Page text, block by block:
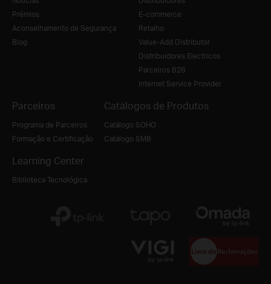
Prémios
Aconselhamento de Segurança
Blog
E-commerce
Retalho
Value-Add Distributor
Distribuidores Electricos
Parceiros B2B
Internet Service Provider
Parceiros
Programa de Parceiros
Formação e Certificação
Catálogos de Produtos
Catálogo SOHO
Catálogo SMB
Learning Center
Biblioteca Tecnológica